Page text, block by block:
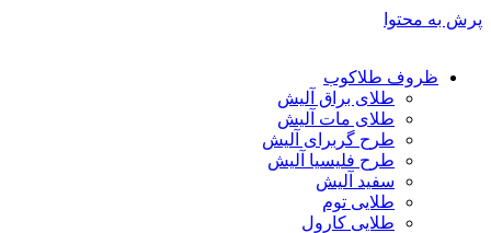
پرش به محتوا
ظروف طلاکوب
طلای براق آلیش
طلای مات آلیش
طرح گربرای آلیش
طرح فلیسیا آلیش
سفید آلیش
طلایی توم
طلایی کارول